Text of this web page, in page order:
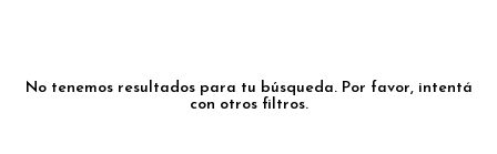
No tenemos resultados para tu búsqueda. Por favor, intentá
con otros filtros.